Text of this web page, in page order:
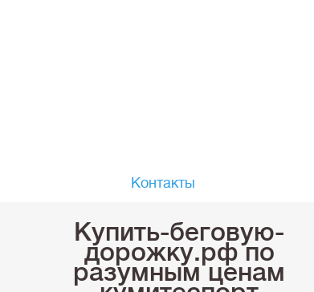
Контакты
Купить-беговую-
дорожку.рф по
разумным ценам